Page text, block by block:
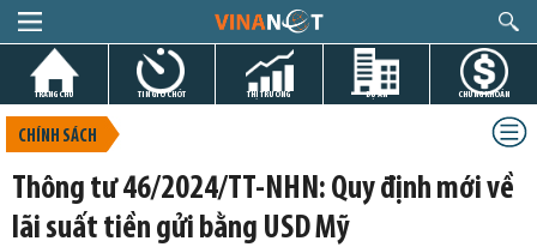
TRANG CHỦ TIN GIỜ CHÓT THỊ TRƯỜNG DỰ ÁN CHỨNG KHOÁN
CHÍNH SÁCH
Thông tư 46/2024/TT-NHN: Quy định mới về
lãi suất tiền gửi bằng USD Mỹ